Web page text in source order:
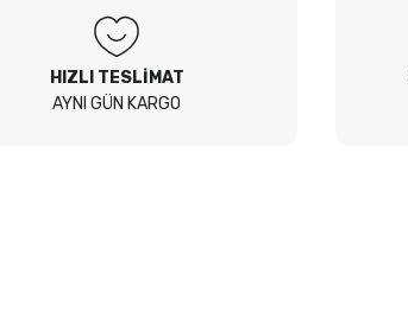
HIZLI TESLİMAT
AYNI GÜN KARGO